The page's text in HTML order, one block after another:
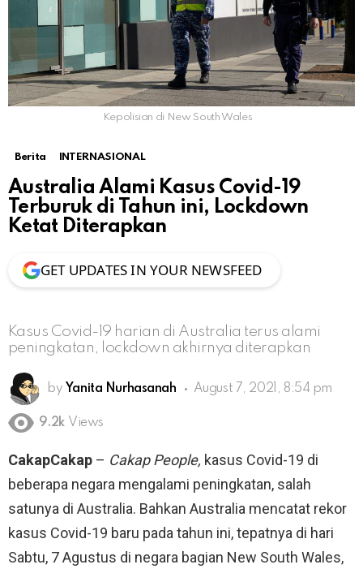
Kepolisian di New South Wales
Berita INTERNASIONAL
Australia Alami Kasus Covid-19
Terburuk di Tahun ini, Lockdown
Ketat Diterapkan
GET UPDATES IN YOUR NEWSFEED
Kasus Covid-19 harian di Australia terus alami
peningkatan, lockdown akhirnya diterapkan
by Yanita Nurhasanah August 7, 2021, 8:54 pm
9.2k Views
CakapCakap – Cakap People, kasus Covid-19 di
beberapa negara mengalami peningkatan, salah
satunya di Australia. Bahkan Australia mencatat rekor
kasus Covid-19 baru pada tahun ini, tepatnya di hari
Sabtu, 7 Agustus di negara bagian New South Wales,